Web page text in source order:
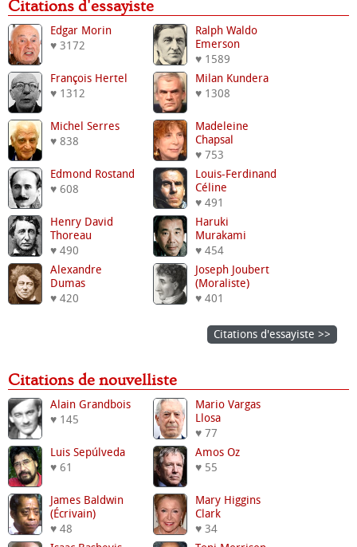
Citations d'essayiste
Edgar Morin
♥ 3172
Ralph Waldo
Emerson
♥ 1589
François Hertel
♥ 1312
Milan Kundera
♥ 1308
Michel Serres
♥ 838
Madeleine
Chapsal
♥ 753
Edmond Rostand
♥ 608
Louis-Ferdinand
Céline
♥ 491
Henry David
Thoreau
♥ 490
Haruki
Murakami
♥ 454
Alexandre
Dumas
♥ 420
Joseph Joubert
(moraliste)
♥ 401
Citations d'essayiste >>
Citations de nouvelliste
Alain Grandbois
♥ 145
Mario Vargas
Llosa
♥ 77
Luis Sepúlveda
♥ 61
Amos Oz
♥ 55
James Baldwin
(écrivain)
♥ 48
Mary Higgins
Clark
♥ 34